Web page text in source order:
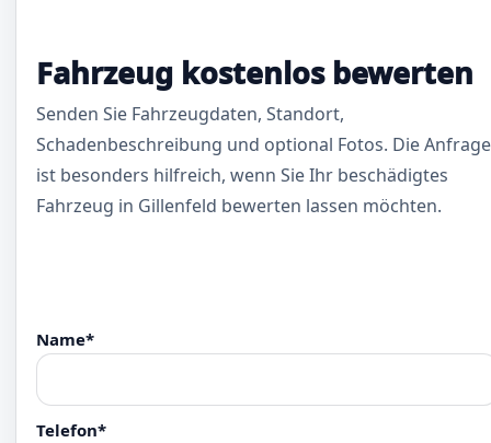
Fahrzeug kostenlos bewerten
Senden Sie Fahrzeugdaten, Standort,
Schadenbeschreibung und optional Fotos. Die Anfrage
ist besonders hilfreich, wenn Sie Ihr beschädigtes
Fahrzeug in Gillenfeld bewerten lassen möchten.
Name*
Telefon*